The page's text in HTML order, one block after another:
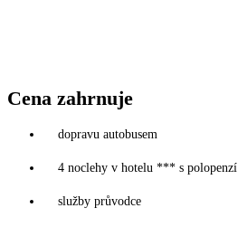
Cena zahrnuje
dopravu autobusem
4 noclehy v hotelu *** s polopenzí
služby průvodce